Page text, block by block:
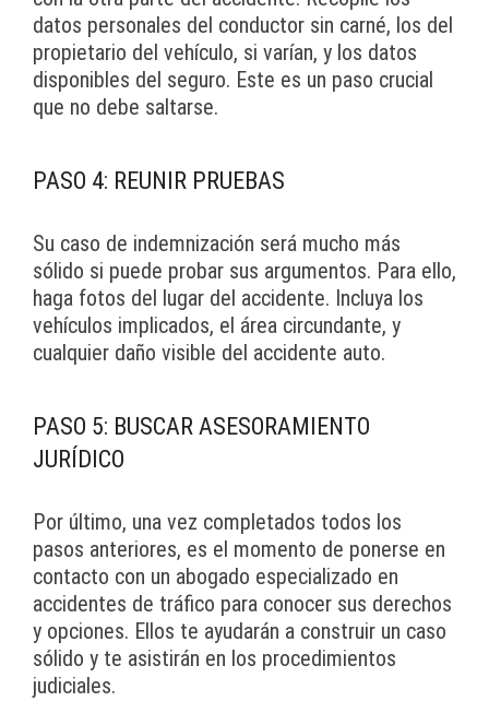
datos personales del conductor sin carné, los del
propietario del vehículo, si varían, y los datos
disponibles del seguro. Este es un paso crucial
que no debe saltarse.
PASO 4: REUNIR PRUEBAS
Su caso de indemnización será mucho más
sólido si puede probar sus argumentos. Para ello,
haga fotos del lugar del accidente. Incluya los
vehículos implicados, el área circundante, y
cualquier daño visible del accidente auto.
PASO 5: BUSCAR ASESORAMIENTO
JURÍDICO
Por último, una vez completados todos los
pasos anteriores, es el momento de ponerse en
contacto con un abogado especializado en
accidentes de tráfico para conocer sus derechos
y opciones. Ellos te ayudarán a construir un caso
sólido y te asistirán en los procedimientos
judiciales.